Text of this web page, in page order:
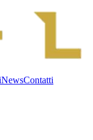
NewsContatti